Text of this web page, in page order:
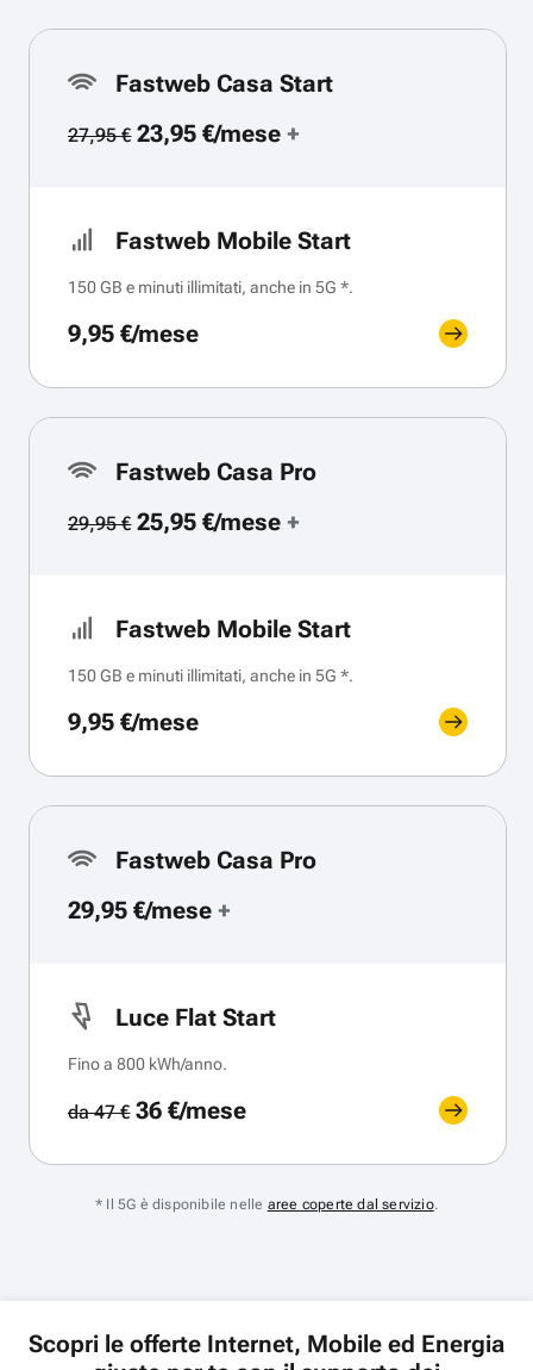
Fastweb Casa Start
27,95 €23,95 €/mese+
Fastweb Mobile Start
150 GB e minuti illimitati, anche in 5G *.
9,95 €/mese
Fastweb Casa Pro
29,95 €25,95 €/mese+
Fastweb Mobile Start
150 GB e minuti illimitati, anche in 5G *.
9,95 €/mese
Fastweb Casa Pro
29,95 €/mese +
Luce Flat Start
Fino a 800 kWh/anno.
da 47 €36 €/mese
* Il 5G è disponibile nelle aree coperte dal servizio.
Scopri le offerte Internet, Mobile ed Energia